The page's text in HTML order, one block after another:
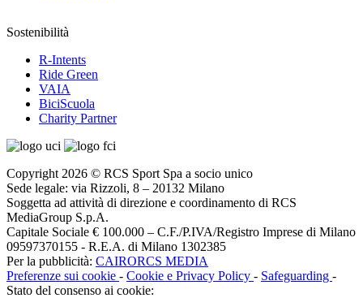
Sostenibilità
R-Intents
Ride Green
VAIA
BiciScuola
Charity Partner
Copyright 2026 © RCS Sport Spa a socio unico
Sede legale: via Rizzoli, 8 – 20132 Milano
Soggetta ad attività di direzione e coordinamento di RCS
MediaGroup S.p.A.
Capitale Sociale € 100.000 – C.F./P.IVA/Registro Imprese di Milano
09597370155 - R.E.A. di Milano 1302385
Per la pubblicità: CAIRORCS MEDIA
Preferenze sui cookie - Cookie e Privacy Policy - Safeguarding -
Stato del consenso ai cookie: